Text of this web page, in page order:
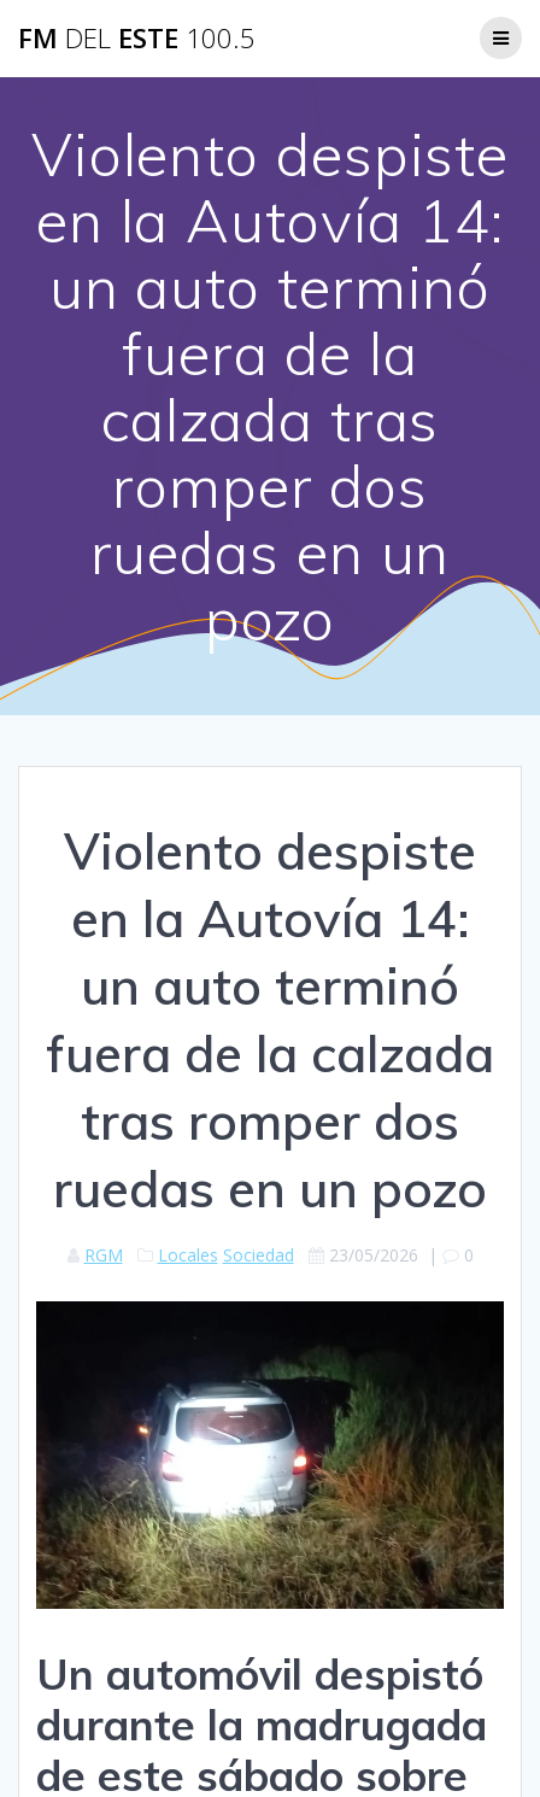
FM DEL ESTE 100.5
Violento despiste
en la Autovía 14:
un auto terminó
fuera de la
calzada tras
romper dos
ruedas en un
pozo
Violento despiste
en la Autovía 14:
un auto terminó
fuera de la calzada
tras romper dos
ruedas en un pozo
RGM Locales Sociedad 23/05/2026 | 0
Un automóvil despistó
durante la madrugada
de este sábado sobre